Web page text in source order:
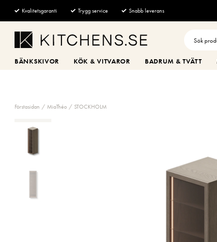
Kvalitetsgaranti Trygg service Snabb leverans
BÄNKSKIVOR KÖK & VITVAROR BADRUM & TVÄTT
Förstasidan MiaThéo STOCKHOLM